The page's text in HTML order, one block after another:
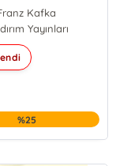
Kafka
Yayınları
%25